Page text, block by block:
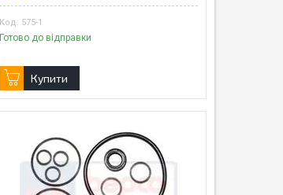
575-1
Готово до відправки
Купити